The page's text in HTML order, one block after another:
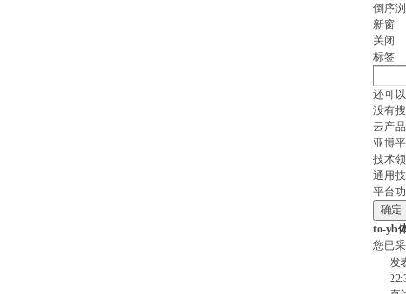
倒序
新窗
关闭
标签
还可
没有
云产品
亚博
技术
通用
平台
to-yb
您已
发